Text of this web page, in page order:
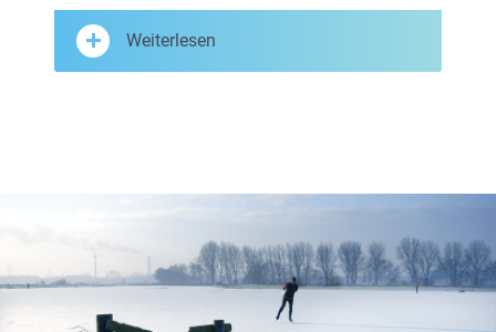
Weiterlesen